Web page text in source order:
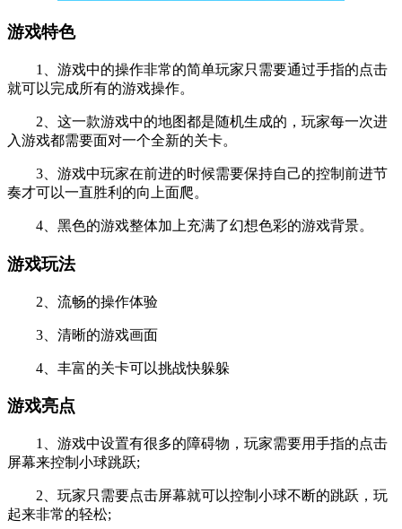
游戏特色
1、游戏中的操作非常的简单玩家只需要通过手指的点击
就可以完成所有的游戏操作。
2、这一款游戏中的地图都是随机生成的，玩家每一次进
入游戏都需要面对一个全新的关卡。
3、游戏中玩家在前进的时候需要保持自己的控制前进节
奏才可以一直胜利的向上面爬。
4、黑色的游戏整体加上充满了幻想色彩的游戏背景。
游戏玩法
2、流畅的操作体验
3、清晰的游戏画面
4、丰富的关卡可以挑战快躲躲
游戏亮点
1、游戏中设置有很多的障碍物，玩家需要用手指的点击
屏幕来控制小球跳跃;
2、玩家只需要点击屏幕就可以控制小球不断的跳跃，玩
起来非常的轻松;